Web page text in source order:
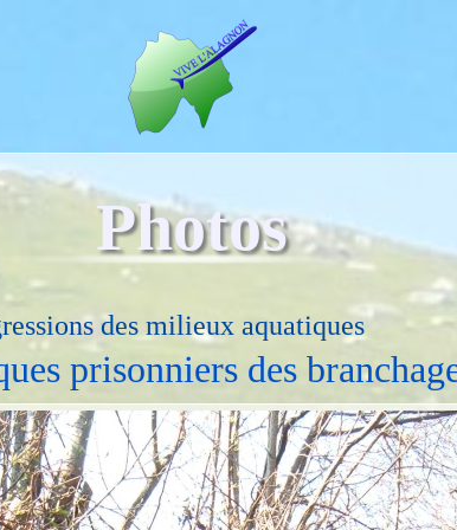
Photos
des milieux aquatiques
prisonniers des